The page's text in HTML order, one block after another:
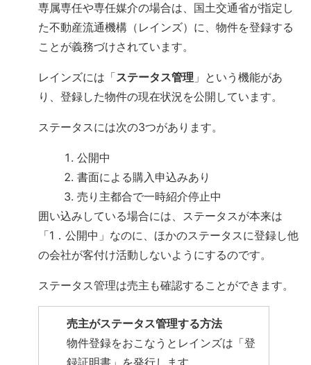
専属専任や専任媒介の場合は、国土交通省が指定し
た不動産流通機構（レインズ）に、物件を登録する
ことが義務づけされています。
レインズには「ステータス管理 」という機能があ
り、登録した物件の現在状況を公開しています。
ステータスには次の3つがあります。
公開中
書面による購入申込みあり
売り主都合で一時紹介停止中
囲い込みしている場合には、ステータスが本来は
「1．公開中」なのに、ほかのステータスに登録し他
の会社が客付け活動しないようにするのです。
ステータス管理は売主も確認することができます。
売主がステータス管理する方法
物件登録をおこなうとレインズは「登